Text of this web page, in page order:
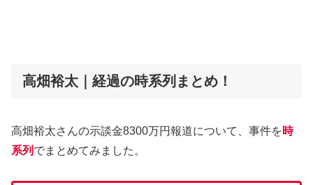
高畑裕太｜経過の時系列まとめ！
高畑裕太さんの示談金8300万円報道について、事件を時
系列 でまとめてみました。